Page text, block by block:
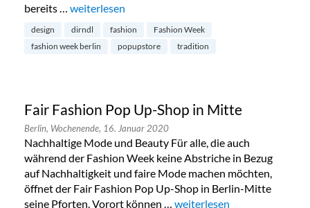
bereits … „Lena Hoschek Pop Up Store Berlin“
weiterlesen
design dirndl fashion
Fashion Week
fashion week berlin
popupstore tradition
Fair Fashion Pop Up-Shop in Mitte
Berlin, Wochenende, 16. Januar 2020
Nachhaltige Mode und Beauty Für alle, die auch
während der Fashion Week keine Abstriche in Bezug
auf Nachhaltigkeit und faire Mode machen möchten,
öffnet der Fair Fashion Pop Up-Shop in Berlin-Mitte
seine Pforten. Vorort können … „Fair Fashion Pop Up-Shop
weiterlesen